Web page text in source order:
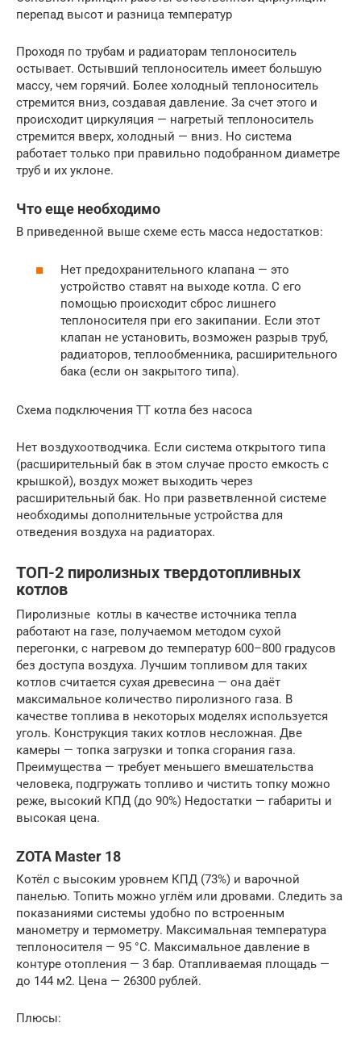
перепад высот и разница температур
Проходя по трубам и радиаторам теплоноситель
остывает. Остывший теплоноситель имеет большую
массу, чем горячий. Более холодный теплоноситель
стремится вниз, создавая давление. За счет этого и
происходит циркуляция — нагретый теплоноситель
стремится вверх, холодный — вниз. Но система
работает только при правильно подобранном диаметре
труб и их уклоне.
Что еще необходимо
В приведенной выше схеме есть масса недостатков:
Нет предохранительного клапана — это
устройство ставят на выходе котла. С его
помощью происходит сброс лишнего
теплоносителя при его закипании. Если этот
клапан не установить, возможен разрыв труб,
радиаторов, теплообменника, расширительного
бака (если он закрытого типа).
Схема подключения ТТ котла без насоса
Нет воздухоотводчика. Если система открытого типа
(расширительный бак в этом случае просто емкость с
крышкой), воздух может выходить через
расширительный бак. Но при разветвленной системе
необходимы дополнительные устройства для
отведения воздуха на радиаторах.
ТОП-2 пиролизных твердотопливных
котлов
Пиролизные котлы в качестве источника тепла
работают на газе, получаемом методом сухой
перегонки, с нагревом до температур 600–800 градусов
без доступа воздуха. Лучшим топливом для таких
котлов считается сухая древесина — она даёт
максимальное количество пиролизного газа. В
качестве топлива в некоторых моделях используется
уголь. Конструкция таких котлов несложная. Две
камеры — топка загрузки и топка сгорания газа.
Преимущества — требует меньшего вмешательства
человека, подгружать топливо и чистить топку можно
реже, высокий КПД (до 90%) Недостатки — габариты и
высокая цена.
ZOTA Master 18
Котёл с высоким уровнем КПД (73%) и варочной
панелью. Топить можно углём или дровами. Следить за
показаниями системы удобно по встроенным
манометру и термометру. Максимальная температура
теплоносителя — 95 °C. Максимальное давление в
контуре отопления — 3 бар. Отапливаемая площадь —
до 144 м2. Цена — 26300 рублей.
Плюсы: